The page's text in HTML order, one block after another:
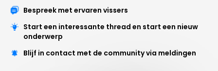
Bespreek met ervaren vissers
Start een interessante thread en start een nieuw
onderwerp
Blijf in contact met de community via meldingen